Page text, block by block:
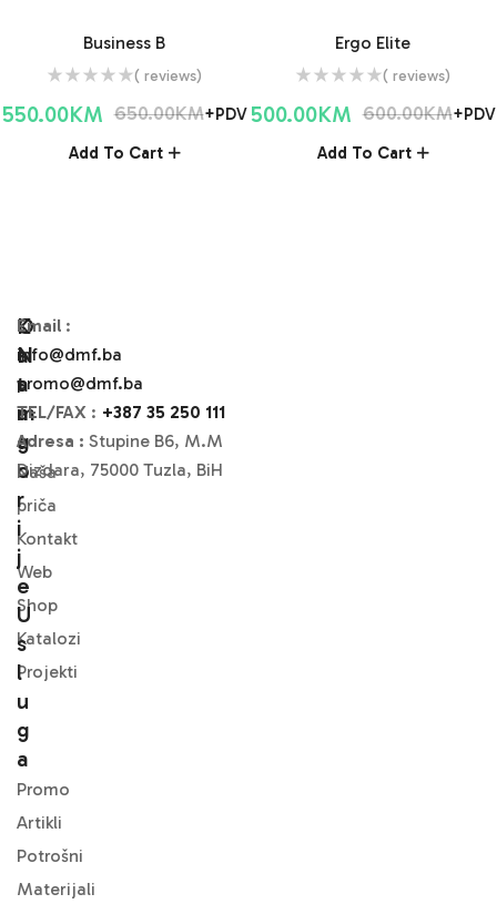
Business B
( reviews)
650.00KM
550.00KM
+PDV
Add To Cart
Ergo Elite
( reviews)
600.00KM
500.00KM
+PDV
Add To Cart
O
N
A
M
A
Naša
priča
Kontakt
Web
Shop
Katalozi
Projekti
K
A
T
A
G
O
R
I
J
E
U
S
L
U
G
A
Promo
Artikli
Potrošni
Materijali
Email :
info@dmf.ba
promo@dmf.ba
TEL/FAX : +387 35 250 111
Adresa : Stupine B6, M.M
Dizdara, 75000 Tuzla, BiH